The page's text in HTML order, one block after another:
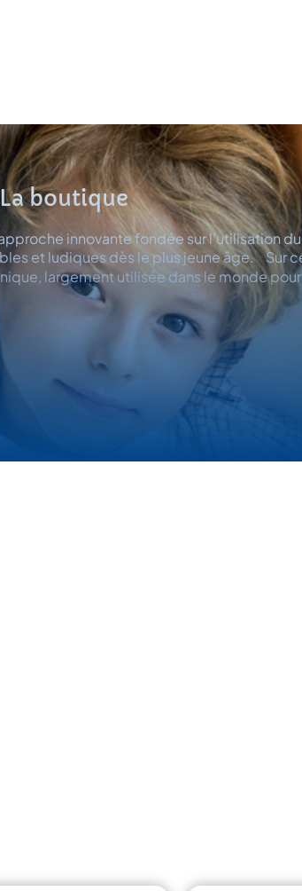
La boutique
innovante fondée sur l’utilisation
et ludiques dès le plus jeune âge. Sur
largement utilisée dans le monde